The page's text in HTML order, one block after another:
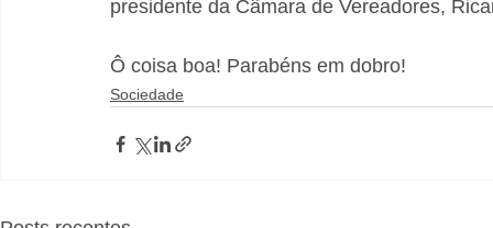
presidente da Câmara de Vereadores,
Ô coisa boa! Parabéns em dobro!
Sociedade